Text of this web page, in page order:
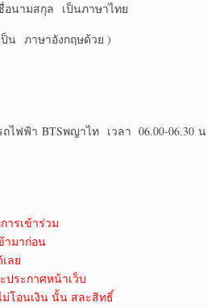
อนามสกุล เป็นภาษาไทย
ป็น ภาษาอังกฤษด้วย )
ไฟฟ้า BTSพญาไท เวลา 06.00-06.30 น
ารเข้าร่วม
ามาก่อน
ลย
ประกาศหน้าเว็บ
ม่โอนเงิน นั้น สละสิทธิ์